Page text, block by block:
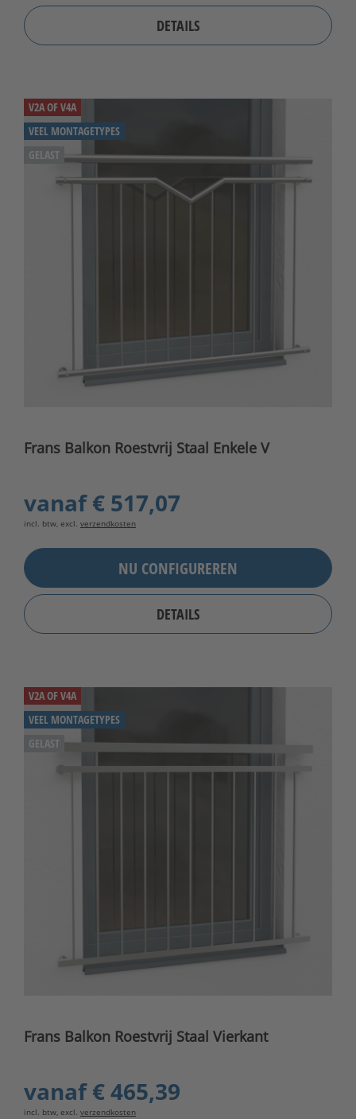
DETAILS
V2A OF V4A
VEEL MONTAGETYPES
GELAST
Frans Balkon Roestvrij Staal Enkele V
vanaf€ 517,07
incl. btw, excl. verzendkosten
NU CONFIGUREREN
DETAILS
V2A OF V4A
VEEL MONTAGETYPES
GELAST
Frans Balkon Roestvrij Staal Vierkant
vanaf€ 465,39
incl. btw, excl. verzendkosten